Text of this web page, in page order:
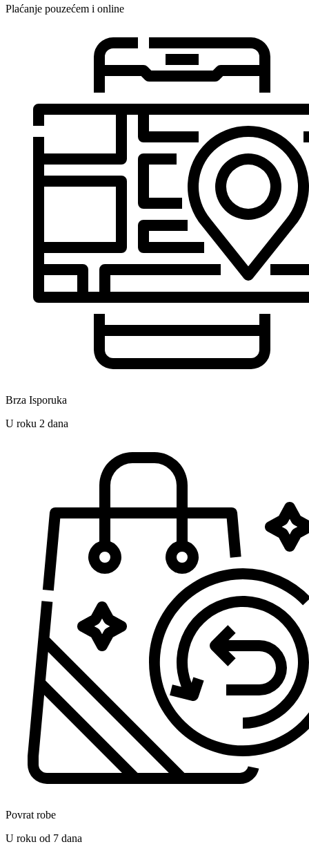
Plaćanje pouzećem i online
Brza Isporuka
U roku 2 dana
Povrat robe
U roku od 7 dana